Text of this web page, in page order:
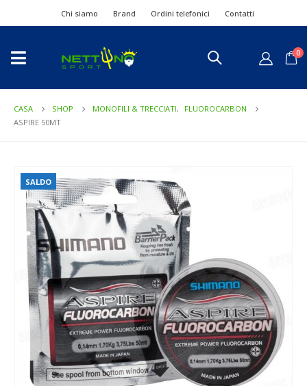
Chi siamo Brand Ordini telefonici Contatti
0
CASA SHOP MONOFILI & TRECCIATI,
FLUOROCARBON
ASPIRE 50MT
SALDO